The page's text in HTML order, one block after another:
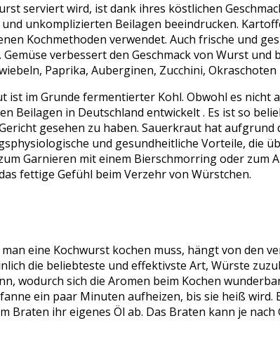
serviert wird, ist dank ihres köstlichen
unkomplizierten Beilagen beeindrucken.
Kochmethoden verwendet. Auch frische und
Gemüse verbessert den Geschmack von Wurst
Paprika, Auberginen, Zucchini,
ist im Grunde fermentierter Kohl. Obwohl es nicht
Beilagen in Deutschland entwickelt . Es ist so
gesehen zu haben. Sauerkraut hat
und gesundheitliche Vorteile, die
Garnieren mit einem Bierschmorring oder zum
fettige Gefühl beim Verzehr von Würstchen.
eine Kochwurst kochen muss, hängt von den
die beliebteste und effektivste Art, Würste
wodurch sich die Aromen beim Kochen
ein paar Minuten aufheizen, bis sie heiß
Braten ihr eigenes Öl ab. Das Braten kann je